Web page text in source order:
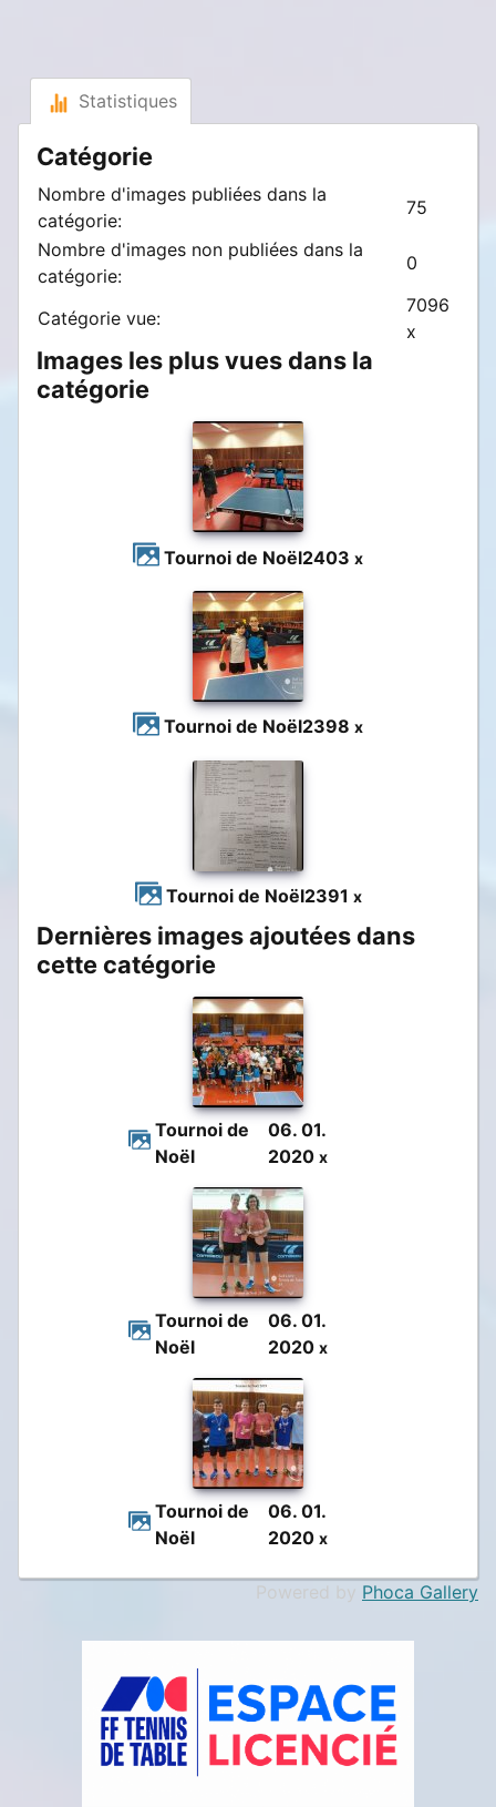
Statistiques
Catégorie
Nombre d'images publiées dans la
catégorie:
75
Nombre d'images non publiées dans la
catégorie:
0
Catégorie vue:
7096
x
Images les plus vues dans la
catégorie
Tournoi de Noël2403x
Tournoi de Noël2398x
Tournoi de Noël2391 x
Dernières images ajoutées dans
cette catégorie
Tournoi de
Noël
06. 01.
2020x
Tournoi de
Noël
06. 01.
2020x
Tournoi de
Noël
06. 01.
2020x
Powered by Phoca Gallery